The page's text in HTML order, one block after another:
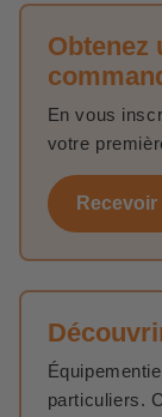
Obtenez
En vous
votre
particuliers.